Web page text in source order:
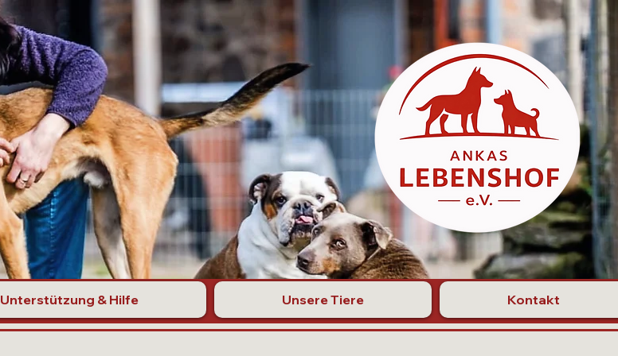
Unterstützung & Hilfe Unsere Tiere Kontakt